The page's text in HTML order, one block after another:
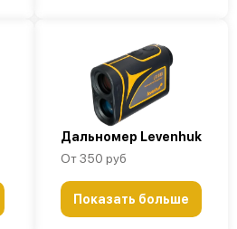
Дальномер Levenhuk
От 350 руб
Показать больше